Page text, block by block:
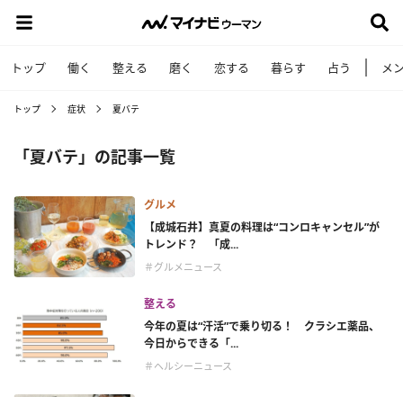
トップ 働く 整える 磨く 恋する 暮らす 占う メ
トップ 症状 夏バテ
「夏バテ」の記事一覧
グルメ
【成城石井】真夏の料理は“コンロキャンセル”が
トレンド？ 「成...
＃グルメニュース
整える
今年の夏は“汗活”で乗り切る！ クラシエ薬品、
今日からできる「...
＃ヘルシーニュース